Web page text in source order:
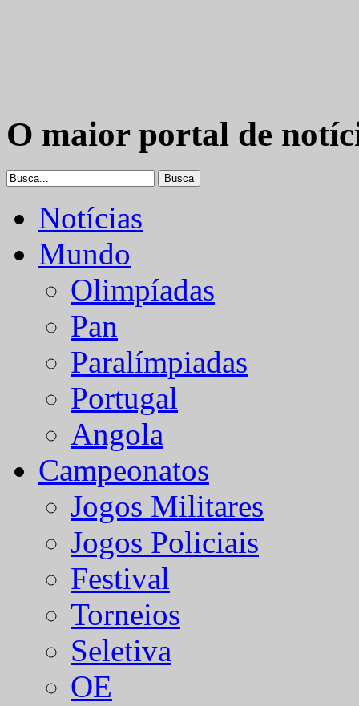
O maior portal de
Notícias
Mundo
Olimpíadas
Pan
Paralímpiadas
Portugal
Angola
Campeonatos
Jogos Militares
Jogos Policiais
Festival
Torneios
Seletiva
OE